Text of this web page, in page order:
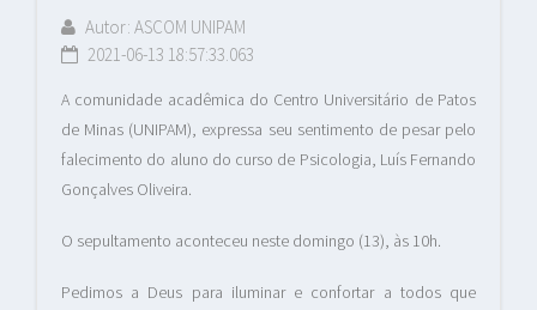
Autor: ASCOM UNIPAM
2021-06-13 18:57:33.063
A comunidade acadêmica do Centro Universitário de Patos
de Minas (UNIPAM), expressa seu sentimento de pesar pelo
falecimento do aluno do curso de Psicologia, Luís Fernando
Gonçalves Oliveira.
O sepultamento aconteceu neste domingo (13), às 10h.
Pedimos a Deus para iluminar e confortar a todos que